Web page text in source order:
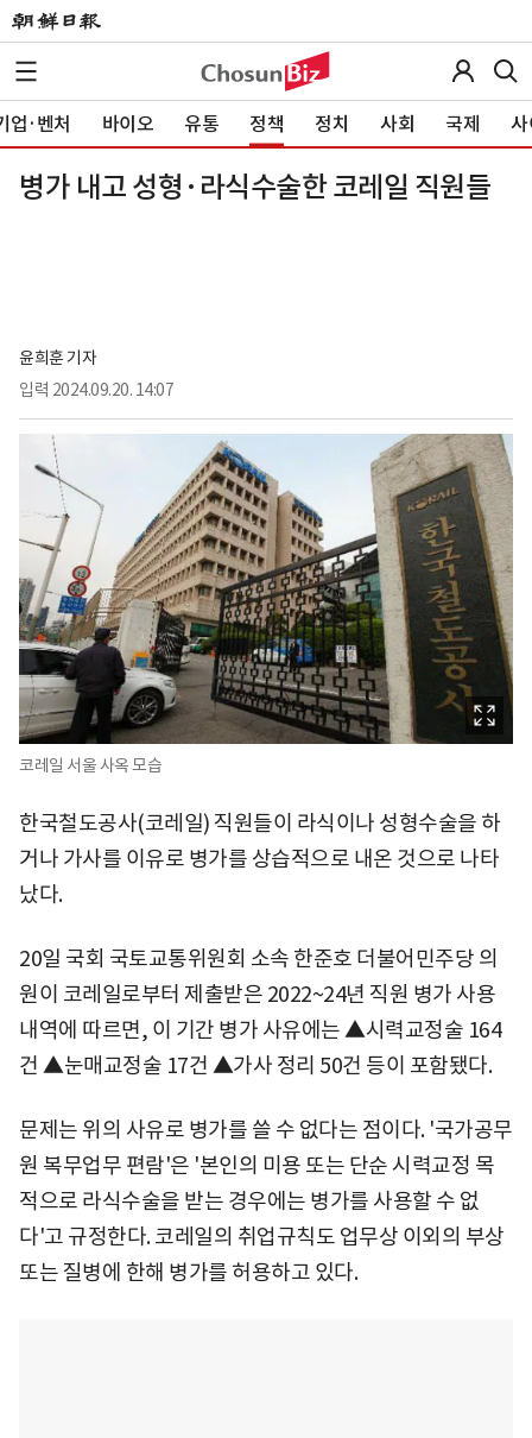
업·벤처 바이오 유통 정책 정치 사회 국제 사
병가 내고 성형·라식수술한 코레일 직원들
윤희훈 기자
입력 2024.09.20. 14:07
코레일 서울 사옥 모습
한국철도공사(코레일) 직원들이 라식이나 성형수술을 하
거나 가사를 이유로 병가를 상습적으로 내온 것으로 나타
났다.
20일 국회 국토교통위원회 소속 한준호 더불어민주당 의
원이 코레일로부터 제출받은 2022~24년 직원 병가 사용
내역에 따르면, 이 기간 병가 사유에는 ▲시력교정술 164
건 ▲눈매교정술 17건 ▲가사 정리 50건 등이 포함됐다.
문제는 위의 사유로 병가를 쓸 수 없다는 점이다. '국가공무
원 복무업무 편람'은 '본인의 미용 또는 단순 시력교정 목
적으로 라식수술을 받는 경우에는 병가를 사용할 수 없
다'고 규정한다. 코레일의 취업규칙도 업무상 이외의 부상
또는 질병에 한해 병가를 허용하고 있다.